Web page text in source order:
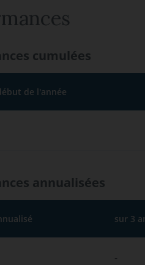
cumulées
de l'année
annualisées
sur 3
-